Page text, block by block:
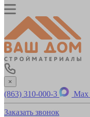
×
(863) 310-000-3 Max
Заказать звонок